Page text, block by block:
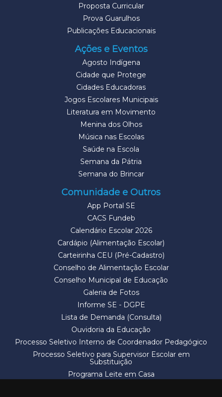
Proposta Curricular
Prova Guarulhos
Publicações Educacionais
Ações e Eventos
Agosto Indígena
Cidade que Protege
Cidades Educadoras
Jogos Escolares Municipais
Literatura em Movimento
Menina dos Olhos
Música nas Escolas
Saúde na Escola
Semana da Pátria
Semana do Brincar
Comunidade e Outros
App Portal SE
CACS Fundeb
Calendário Escolar 2026
Cardápio (Alimentação Escolar)
Carteirinha CEU (Pré-Cadastro)
Conselho de Alimentação Escolar
Conselho Municipal de Educação
Galeria de Fotos
Informe SE - DGPE
Lista de Demanda (Consulta)
Ouvidoria da Educação
Processo Seletivo Interno de Coordenador Pedagógico
Processo Seletivo para Supervisor Escolar em
Substituição
Programa Leite em Casa